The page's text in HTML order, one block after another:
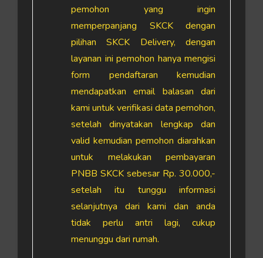
pemohon yang ingin
memperpanjang SKCK dengan
pilihan SKCK Delivery, dengan
layanan ini pemohon hanya mengisi
form pendaftaran kemudian
mendapatkan email balasan dari
kami untuk verifikasi data pemohon,
setelah dinyatakan lengkap dan
valid kemudian pemohon diarahkan
untuk melakukan pembayaran
PNBB SKCK sebesar Rp. 30.000,-
setelah itu tunggu informasi
selanjutnya dari kami dan anda
tidak perlu antri lagi, cukup
menunggu dari rumah.